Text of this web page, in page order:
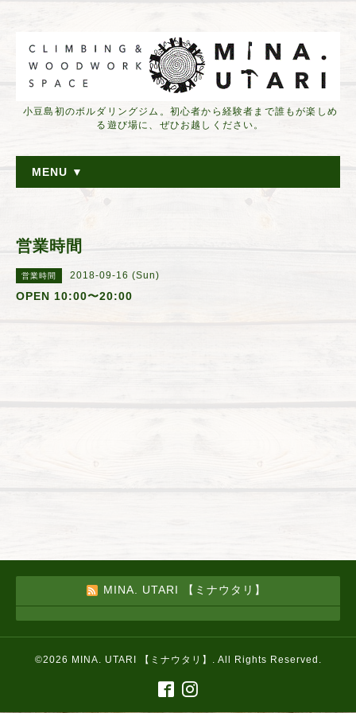
小豆島初のボルダリングジム。初心者から経験者まで誰もが楽しめ
る遊び場に、ぜひお越しください。
MENU ▼
営業時間
営業時間 2018-09-16 (Sun)
OPEN 10:00〜20:00
MINA. UTARI 【ミナウタリ】
©2026 MINA. UTARI 【ミナウタリ】 . All Rights Reserved.